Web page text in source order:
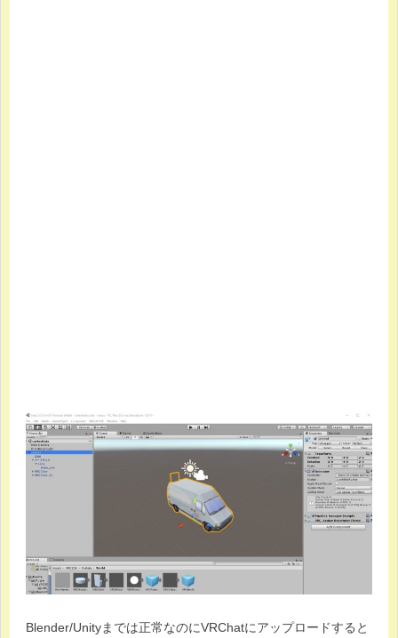
Blender/Unityまでは正常なのにVRChatにアップロードすると